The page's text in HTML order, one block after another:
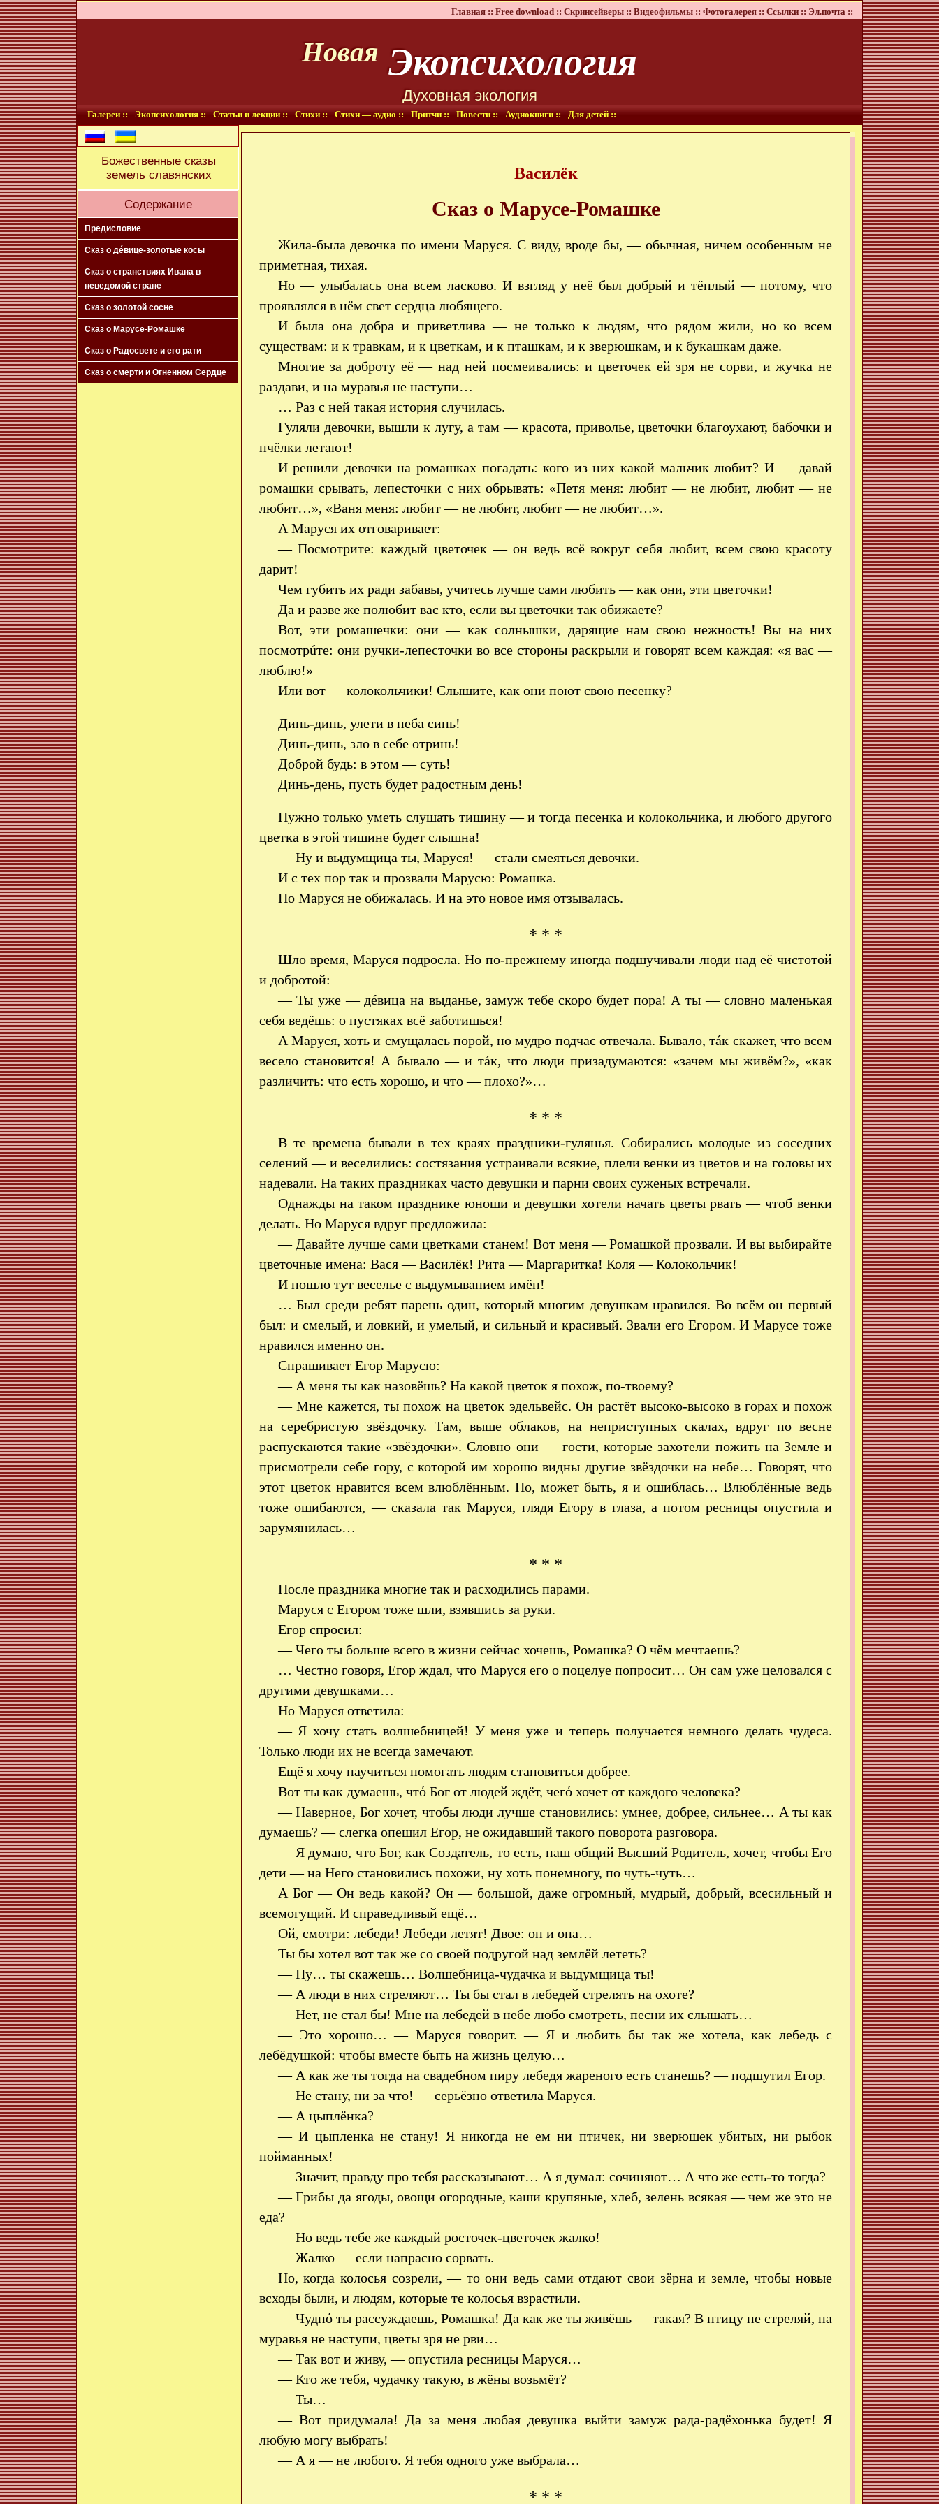
Главная :: Free download :: Скринсейверы :: Видеофильмы :: Фотогалерея :: Ссылки :: Эл.почта ::
Новая Экопсихология
Духовная экология
Галереи :: Экопсихология :: Статьи и лекции :: Стихи :: Стихи — аудио :: Притчи :: Повести :: Аудиокниги :: Для детей ::
Божественные сказы
земель славянских
Содержание
Предисловие
Сказ о дéвице-золотые косы
Сказ о странствиях Ивана в
неведомой стране
Сказ о золотой сосне
Сказ о Марусе-Ромашке
Сказ о Радосвете и его рати
Сказ о смерти и Огненном Сердце
Василёк
Сказ о Марусе-Ромашке
Жила-была девочка по имени Маруся. С виду, вроде бы, — обычная, ничем особенным не
приметная, тихая.
Но — улыбалась она всем ласково. И взгляд у неё был добрый и тёплый — потому, что
проявлялся в нём свет сердца любящего.
И была она добра и приветлива — не только к людям, что рядом жили, но ко всем
существам: и к травкам, и к цветкам, и к пташкам, и к зверюшкам, и к букашкам даже.
Многие за доброту её — над ней посмеивались: и цветочек ей зря не сорви, и жучка не
раздави, и на муравья не наступи…
… Раз с ней такая история случилась.
Гуляли девочки, вышли к лугу, а там — красота, приволье, цветочки благоухают, бабочки и
пчёлки летают!
И решили девочки на ромашках погадать: кого из них какой мальчик любит? И — давай
ромашки срывать, лепесточки с них обрывать: «Петя меня: любит — не любит, любит — не
любит…», «Ваня меня: любит — не любит, любит — не любит…».
А Маруся их отговаривает:
— Посмотрите: каждый цветочек — он ведь всё вокруг себя любит, всем свою красоту
дарит!
Чем губить их ради забавы, учитесь лучше сами любить — как они, эти цветочки!
Да и разве же полюбит вас кто, если вы цветочки так обижаете?
Вот, эти ромашечки: они — как солнышки, дарящие нам свою нежность! Вы на них
посмотрúте: они ручки-лепесточки во все стороны раскрыли и говорят всем каждая: «я вас —
люблю!»
Или вот — колокольчики! Слышите, как они поют свою песенку?
Динь-динь, улети в неба синь!
Динь-динь, зло в себе отринь!
Доброй будь: в этом — суть!
Динь-день, пусть будет радостным день!
Нужно только уметь слушать тишину — и тогда песенка и колокольчика, и любого другого
цветка в этой тишине будет слышна!
— Ну и выдумщица ты, Маруся! — стали смеяться девочки.
И с тех пор так и прозвали Марусю: Ромашка.
Но Маруся не обижалась. И на это новое имя отзывалась.
* * *
Шло время, Маруся подросла. Но по-прежнему иногда подшучивали люди над её чистотой
и добротой:
— Ты уже — дéвица на выданье, замуж тебе скоро будет пора! А ты — словно маленькая
себя ведёшь: о пустяках всё заботишься!
А Маруся, хоть и смущалась порой, но мудро подчас отвечала. Бывало, тáк скажет, что всем
весело становится! А бывало — и тáк, что люди призадумаются: «зачем мы живём?», «как
различить: что есть хорошо, и что — плохо?»…
* * *
В те времена бывали в тех краях праздники-гулянья. Собирались молодые из соседних
селений — и веселились: состязания устраивали всякие, плели венки из цветов и на головы их
надевали. На таких праздниках часто девушки и парни своих суженых встречали.
Однажды на таком празднике юноши и девушки хотели начать цветы рвать — чтоб венки
делать. Но Маруся вдруг предложила:
— Давайте лучше сами цветками станем! Вот меня — Ромашкой прозвали. И вы выбирайте
цветочные имена: Вася — Василёк! Рита — Маргаритка! Коля — Колокольчик!
И пошло тут веселье с выдумыванием имён!
… Был среди ребят парень один, который многим девушкам нравился. Во всём он первый
был: и смелый, и ловкий, и умелый, и сильный и красивый. Звали его Егором. И Марусе тоже
нравился именно он.
Спрашивает Егор Марусю:
— А меня ты как назовёшь? На какой цветок я похож, по-твоему?
— Мне кажется, ты похож на цветок эдельвейс. Он растёт высоко-высоко в горах и похож
на серебристую звёздочку. Там, выше облаков, на неприступных скалах, вдруг по весне
распускаются такие «звёздочки». Словно они — гости, которые захотели пожить на Земле и
присмотрели себе гору, с которой им хорошо видны другие звёздочки на небе… Говорят, что
этот цветок нравится всем влюблённым. Но, может быть, я и ошиблась… Влюблённые ведь
тоже ошибаются, — сказала так Маруся, глядя Егору в глаза, а потом ресницы опустила и
зарумянилась…
* * *
После праздника многие так и расходились парами.
Маруся с Егором тоже шли, взявшись за руки.
Егор спросил:
— Чего ты больше всего в жизни сейчас хочешь, Ромашка? О чём мечтаешь?
… Честно говоря, Егор ждал, что Маруся его о поцелуе попросит… Он сам уже целовался с
другими девушками…
Но Маруся ответила:
— Я хочу стать волшебницей! У меня уже и теперь получается немного делать чудеса.
Только люди их не всегда замечают.
Ещё я хочу научиться помогать людям становиться добрее.
Вот ты как думаешь, чтό Бог от людей ждёт, чегό хочет от каждого человека?
— Наверное, Бог хочет, чтобы люди лучше становились: умнее, добрее, сильнее… А ты как
думаешь? — слегка опешил Егор, не ожидавший такого поворота разговора.
— Я думаю, что Бог, как Создатель, то есть, наш общий Высший Родитель, хочет, чтобы Его
дети — на Него становились похожи, ну хоть понемногу, по чуть-чуть…
А Бог — Он ведь какой? Он — большой, даже огромный, мудрый, добрый, всесильный и
всемогущий. И справедливый ещё…
Ой, смотри: лебеди! Лебеди летят! Двое: он и она…
Ты бы хотел вот так же со своей подругой над землёй лететь?
— Ну… ты скажешь… Волшебница-чудачка и выдумщица ты!
— А люди в них стреляют… Ты бы стал в лебедей стрелять на охоте?
— Нет, не стал бы! Мне на лебедей в небе любо смотреть, песни их слышать…
— Это хорошо… — Маруся говорит. — Я и любить бы так же хотела, как лебедь с
лебёдушкой: чтобы вместе быть на жизнь целую…
— А как же ты тогда на свадебном пиру лебедя жареного есть станешь? — подшутил Егор.
— Не стану, ни за что! — серьёзно ответила Маруся.
— А цыплёнка?
— И цыпленка не стану! Я никогда не ем ни птичек, ни зверюшек убитых, ни рыбок
пойманных!
— Значит, правду про тебя рассказывают… А я думал: сочиняют… А что же есть-то тогда?
— Грибы да ягоды, овощи огородные, каши крупяные, хлеб, зелень всякая — чем же это не
еда?
— Но ведь тебе же каждый росточек-цветочек жалко!
— Жалко — если напрасно сорвать.
Но, когда колосья созрели, — то они ведь сами отдают свои зёрна и земле, чтобы новые
всходы были, и людям, которые те колосья взрастили.
— Чуднό ты рассуждаешь, Ромашка! Да как же ты живёшь — такая? В птицу не стреляй, на
муравья не наступи, цветы зря не рви…
— Так вот и живу, — опустила ресницы Маруся…
— Кто же тебя, чудачку такую, в жёны возьмёт?
— Ты…
— Вот придумала! Да за меня любая девушка выйти замуж рада-радёхонька будет! Я
любую могу выбрать!
— А я — не любого. Я тебя одного уже выбрала…
* * *